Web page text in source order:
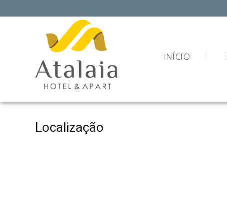
INÍCIO
Localização